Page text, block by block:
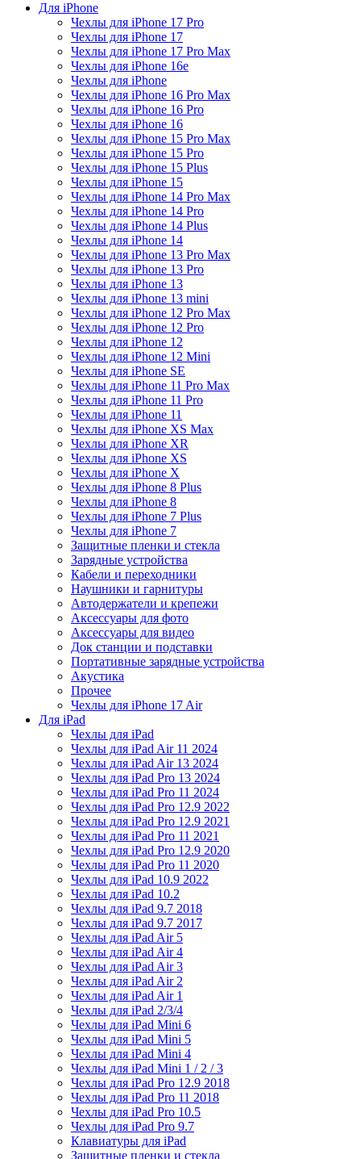
Для iPhone
Чехлы для iPhone 17 Pro
Чехлы для iPhone 17
Чехлы для iPhone 17 Pro Max
Чехлы для iPhone 16e
Чехлы для iPhone
Чехлы для iPhone 16 Pro Max
Чехлы для iPhone 16 Pro
Чехлы для iPhone 16
Чехлы для iPhone 15 Pro Max
Чехлы для iPhone 15 Pro
Чехлы для iPhone 15 Plus
Чехлы для iPhone 15
Чехлы для iPhone 14 Pro Max
Чехлы для iPhone 14 Pro
Чехлы для iPhone 14 Plus
Чехлы для iPhone 14
Чехлы для iPhone 13 Pro Max
Чехлы для iPhone 13 Pro
Чехлы для iPhone 13
Чехлы для iPhone 13 mini
Чехлы для iPhone 12 Pro Max
Чехлы для iPhone 12 Pro
Чехлы для iPhone 12
Чехлы для iPhone 12 Mini
Чехлы для iPhone SE
Чехлы для iPhone 11 Pro Max
Чехлы для iPhone 11 Pro
Чехлы для iPhone 11
Чехлы для iPhone XS Max
Чехлы для iPhone XR
Чехлы для iPhone XS
Чехлы для iPhone X
Чехлы для iPhone 8 Plus
Чехлы для iPhone 8
Чехлы для iPhone 7 Plus
Чехлы для iPhone 7
Защитные пленки и стекла
Зарядные устройства
Кабели и переходники
Наушники и гарнитуры
Автодержатели и крепежи
Аксессуары для фото
Аксессуары для видео
Док станции и подставки
Портативные зарядные устройства
Акустика
Прочее
Чехлы для iPhone 17 Air
Для iPad
Чехлы для iPad
Чехлы для iPad Air 11 2024
Чехлы для iPad Air 13 2024
Чехлы для iPad Pro 13 2024
Чехлы для iPad Pro 11 2024
Чехлы для iPad Pro 12.9 2022
Чехлы для iPad Pro 12.9 2021
Чехлы для iPad Pro 11 2021
Чехлы для iPad Pro 12.9 2020
Чехлы для iPad Pro 11 2020
Чехлы для iPad 10.9 2022
Чехлы для iPad 10.2
Чехлы для iPad 9.7 2018
Чехлы для iPad 9.7 2017
Чехлы для iPad Air 5
Чехлы для iPad Air 4
Чехлы для iPad Air 3
Чехлы для iPad Air 2
Чехлы для iPad Air 1
Чехлы для iPad 2/3/4
Чехлы для iPad Mini 6
Чехлы для iPad Mini 5
Чехлы для iPad Mini 4
Чехлы для iPad Mini 1 / 2 / 3
Чехлы для iPad Pro 12.9 2018
Чехлы для iPad Pro 11 2018
Чехлы для iPad Pro 10.5
Чехлы для iPad Pro 9.7
Клавиатуры для iPad
Защитные пленки и стекла